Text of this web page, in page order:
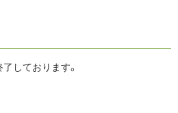
しております。